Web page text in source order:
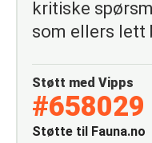
kritiske
som ellers lett
Støtt med Vipps
#658029
Støtte til Fauna.no